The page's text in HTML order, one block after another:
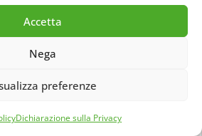
Accetta
Nega
preferenze
Dichiarazione sulla Privacy